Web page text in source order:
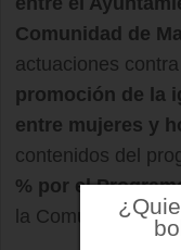
Comunidad de
actuaciones
promoción de la
entre mujeres y
contenidos del
% por el
la Comunidad de